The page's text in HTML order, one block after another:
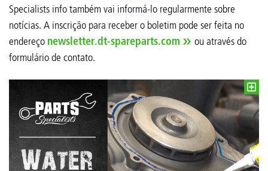
Specialists info também vai informá-lo regularmente sobre
notícias. A inscrição para receber o boletim pode ser feita no
endereço newsletter.dt-spareparts.com
ou através do
formulário de contato.